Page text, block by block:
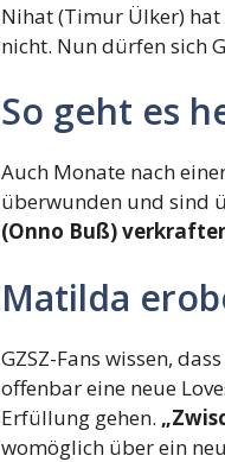
Nihat (Timur Ülker) hat
nicht. Nun dürfen sich
So geht es
Auch Monate nach
überwunden und sind
(Onno Buß)
Matilda
GZSZ-Fans wissen,
offenbar eine neue
Erfüllung gehen.
womöglich über ein